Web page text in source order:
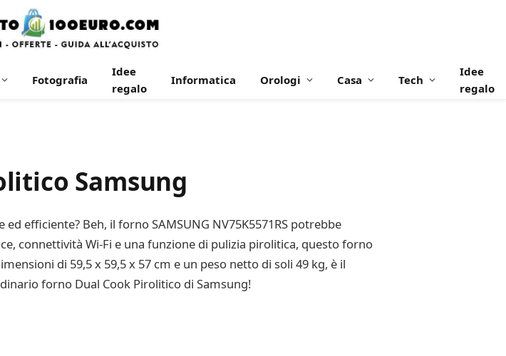
Fotografia
Idee
regalo
Informatica Orologi Casa Tech
Idee
regalo
Samsung
efficiente? Beh, il forno SAMSUNG NV75K5571RS potrebbe
connettività Wi-Fi e una funzione di pulizia pirolitica, questo forno
di 59,5 x 59,5 x 57 cm e un peso netto di soli 49 kg, è il
forno Dual Cook Pirolitico di Samsung!